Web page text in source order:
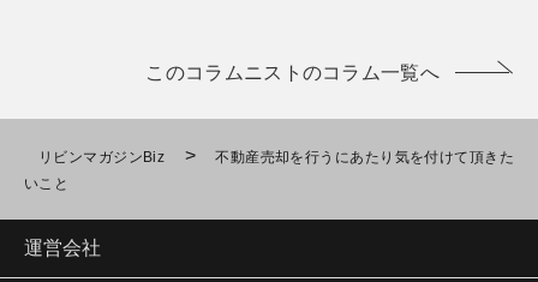
このコラムニストのコラム一覧へ
リビンマガジンBiz >
不動産売却を行うにあたり気を付けて頂きた
いこと
運営会社